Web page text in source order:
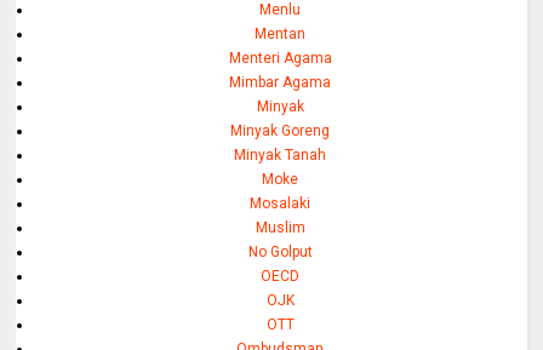
Menlu
Mentan
Menteri Agama
Mimbar Agama
Minyak
Minyak Goreng
Minyak Tanah
Moke
Mosalaki
Muslim
No Golput
OECD
OJK
OTT